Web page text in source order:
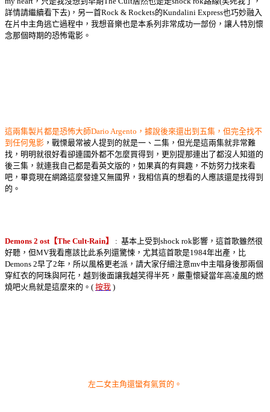
詳情請繼續看下去)，另一首Rock & Rockets的Kundalini Express也巧妙融入
在片中主角逃亡過程中，我想音樂也是本系列非常成功一部份，讓人特別懷
念那個時期的恐怖電影。
這兩集製片都是恐怖大師Dario Argento，據說後來還出到五集，但完全找不
到任何鬼影 ，戰慄最常被人提到的就是一、二集，但光是這兩集就非常難
找，明明就很好看卻連國外都不怎麼買得到，更別提那連出了都沒人知道的
後三集，就連我自己都是看英文版的，如果真的有興趣，不妨努力找來看
吧，畢竟現在網路這麼發達又無國界，我相信真的想看的人應該還是找得到
的。
Demons 2 ost【The Cult-Rain】
: 基本上受到shock rok影響，這首歌雖然很
好聽，但MV我看應該比此系列還驚悚，尤其這首歌是1984年出產，比
Demons 2早了2年，所以風格更老派，請大家仔細注意mv中主唱身後那兩個
穿紅衣的阿珠與阿花，越到後面讓我越笑得半死，嚴重懷疑當年高凌風的燃
燒吧火鳥就是這麼來的。( 按我 )
左二女主角還蠻有氣質的。